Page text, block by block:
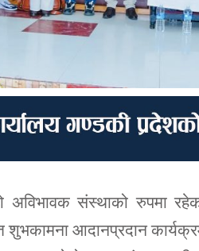
अविभावक संस्थाको रुपमा
शुभकामना आदानप्रदान